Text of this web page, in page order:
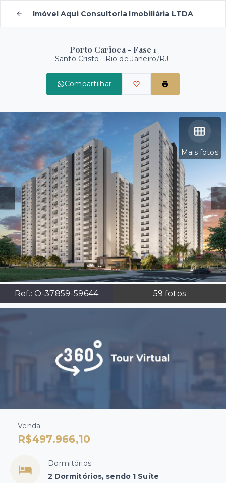
Imóvel Aqui Consultoria Imobiliária LTDA
Porto Carioca - Fase 1
Santo Cristo - Rio de Janeiro/RJ
Compartilhar
Mais fotos
Ref.: O-37859-59644 59 fotos
Venda
R$497.966,10
Dormitórios
2 Dormitórios, sendo 1 Suíte